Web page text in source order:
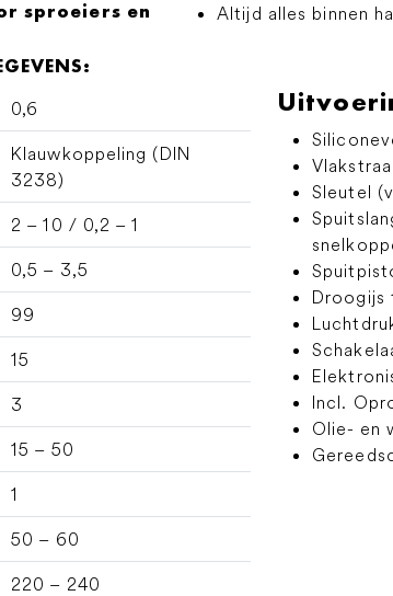
sproeiers en
Altijd alles binnen
0,6
Klauwkoppeling (DIN
3238)
2 – 10 / 0,2 – 1
0,5 – 3,5
99
15
3
15 – 50
1
50 – 60
220 – 240
Sleutel
Droogijs
Incl.
Olie- en